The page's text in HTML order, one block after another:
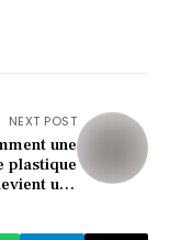
NEXT POST
une
plastique
une